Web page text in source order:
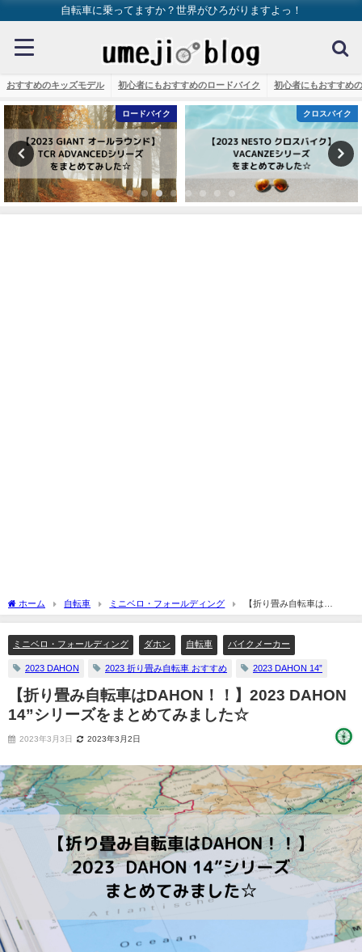
自転車に乗ってますか？世界がひろがりますよっ！
おすすめのキッズモデル 初心者にもおすすめのロードバイク 初心者にもおすすめ
ロードバイク クロスバイク
ホーム 自転車 ミニベロ・フォールディング
【折り畳み自転車は
DAHON！！】2023 DAHON 14”シリーズをまとめてみました☆
ミニベロ・フォールディング ダホン 自転車 バイクメーカー
2023 DAHON 2023 折り畳み自転車 おすすめ 2023 DAHON 14”
【折り畳み自転車はDAHON！！】2023 DAHON
14”シリーズをまとめてみました☆
2023年3月3日 2023年3月2日